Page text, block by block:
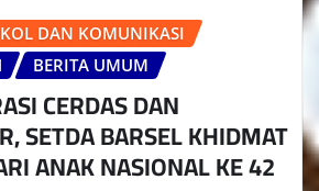
DAN KOMUNIKASI
BERITA UMUM
CERDAS DAN
SETDA BARSEL KHIDMAT
ANAK NASIONAL KE 42